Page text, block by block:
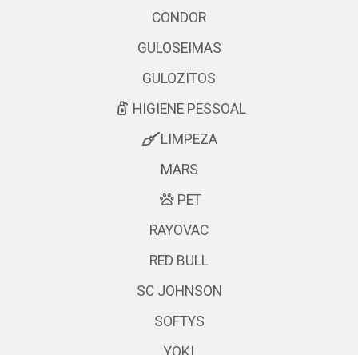
CONDOR
GULOSEIMAS
GULOZITOS
HIGIENE PESSOAL
LIMPEZA
MARS
PET
RAYOVAC
RED BULL
SC JOHNSON
SOFTYS
YOKI